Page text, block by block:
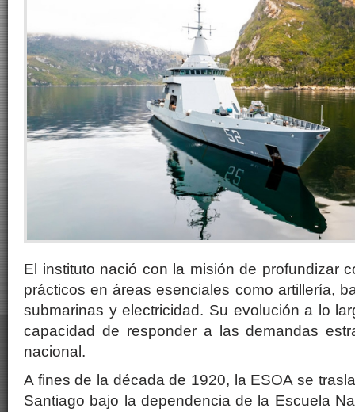
El instituto nació con la misión de profundizar
prácticos en áreas esenciales como artillería,
submarinas y electricidad. Su evolución a lo
capacidad de responder a las demandas
nacional.
A fines de la década de 1920, la ESOA se
Santiago bajo la dependencia de la Escuela